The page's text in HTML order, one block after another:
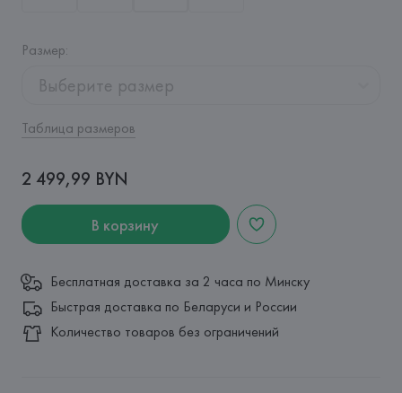
Размер:
Выберите размер
Таблица размеров
2 499,99 BYN
В корзину
Бесплатная доставка за 2 часа по Минску
Быстрая доставка по Беларуси и России
Количество товаров без ограничений